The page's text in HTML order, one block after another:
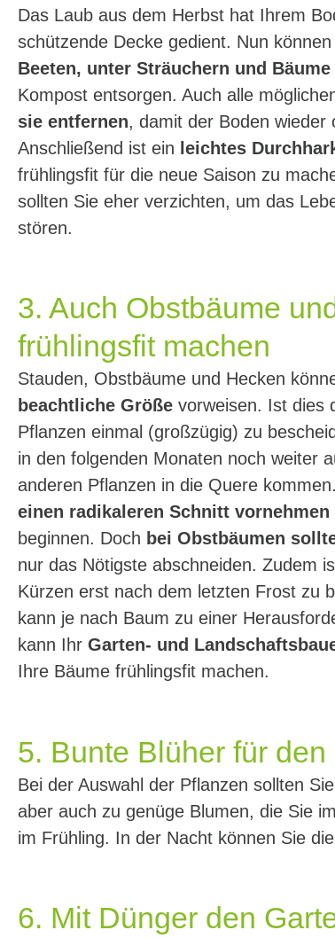
Das Laub aus dem Herbst hat Ihrem
schützende Decke gedient. Nun können
Beeten, unter Sträuchern und
Kompost entsorgen. Auch alle
sie entfernen, damit der Boden wieder
Anschließend ist ein leichtes
frühlingsfit für die neue Saison zu
sollten Sie eher verzichten, um das
stören.
3. Auch Obstbäume
frühlingsfit machen
Stauden, Obstbäume und Hecken
beachtliche Größe vorweisen. Ist dies
Pflanzen einmal (großzügig) zu
in den folgenden Monaten noch weiter
anderen Pflanzen in die Quere
einen radikaleren Schnitt vornehmen
beginnen. Doch bei Obstbäumen
nur das Nötigste abschneiden. Zudem
Kürzen erst nach dem letzten Frost zu
kann je nach Baum zu einer
kann Ihr Garten- und
Ihre Bäume frühlingsfit machen.
5. Bunte Blüher für
Bei der Auswahl der Pflanzen sollten
aber auch zu genüge Blumen, die Sie
im Frühling. In der Nacht können Sie
6. Mit Dünger den